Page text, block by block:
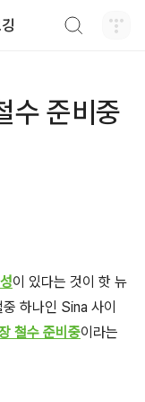
수 준비중
이 있다는 것이 핫 뉴
하나인 Sina 사이
철수 준비중이라는